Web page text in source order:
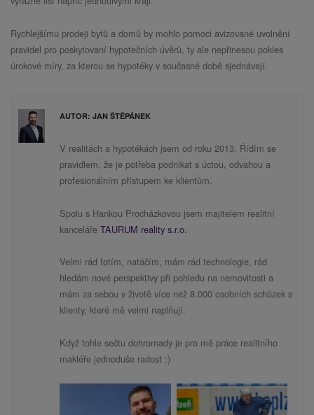
Rychlejšímu prodeji bytů a domů by mohlo pomoci avizované uvolnění
pravidel pro poskytovaní hypotečních úvěrů, ty ale nepřinesou pokles
úrokové míry, za kterou se hypotéky v současné době sjednávají.
AUTOR: JAN ŠTĚPÁNEK
V realitách a hypotékách jsem od roku 2013. Řídím se
pravidlem, že je potřeba podnikat s úctou, odvahou a
profesionálním přístupem ke klientům.
Spolu s Hankou Procházkovou jsem majitelem realitní
kancelářeTAURUM reality s.r.o.
Velmi rád fotím, natáčím, mám rád technologie, rád
hledám nové perspektivy při pohledu na nemovitosti a
mám za sebou v životě více než 8.000 osobních schůzek s
klienty, které mě velmi naplňují.
Když tohle sečtu dohromady je pro mě práce realitního
makléře jednoduše radost :)